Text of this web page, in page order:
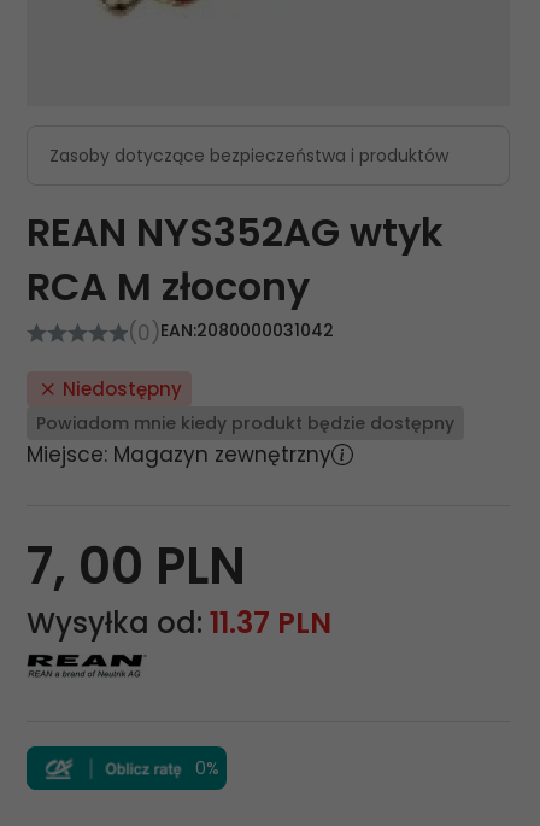
Zasoby dotyczące bezpieczeństwa i produktów
REAN NYS352AG wtyk
RCA M złocony
(0)EAN:2080000031042
Niedostępny
Powiadom mnie kiedy produkt będzie dostępny
Miejsce: Magazyn zewnętrzny
7, 00 PLN
Wysyłka od: 11.37 PLN
0%